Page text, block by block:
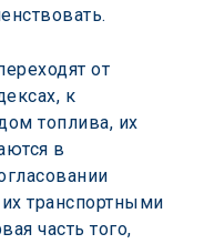
от
к
топлива, их
в
транспортными
часть того,